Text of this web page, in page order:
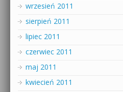
wrzesień 2011
sierpień 2011
lipiec 2011
czerwiec 2011
maj 2011
kwiecień 2011